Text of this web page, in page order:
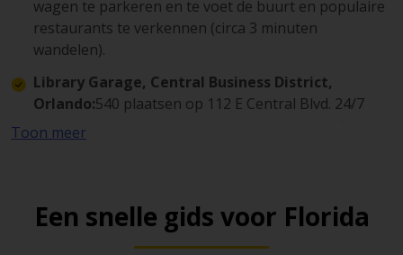
wagen te parkeren en te voet de buurt en populaire
restaurants te verkennen (circa 3 minuten
wandelen).
Library Garage, Central Business District,
Orlando:540 plaatsen op 112 E Central Blvd. 24/7
geopend, perfect voor vroegere ochtenden of late
Park Tower Garage, Downtown Tampa:Ruime
parkeergelegenheid met ±3.500 plaatsen op Tampa
Toon meer
Een snelle gids voor Florida